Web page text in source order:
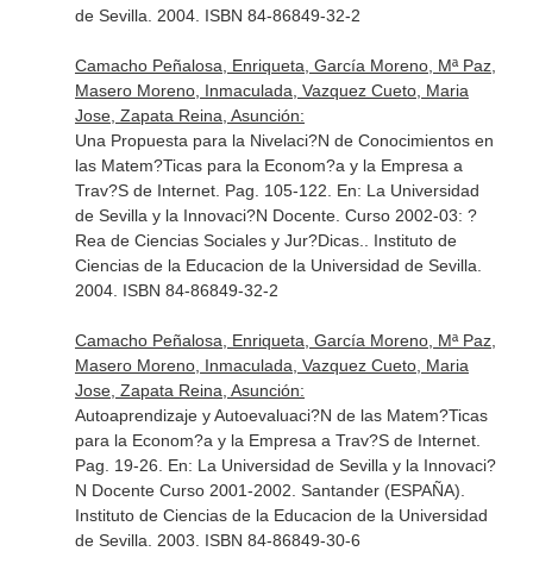
de Sevilla. 2004. ISBN 84-86849-32-2
Camacho Peñalosa, Enriqueta, García Moreno, Mª Paz,
Masero Moreno, Inmaculada, Vazquez Cueto, Maria
Jose, Zapata Reina, Asunción:
Una Propuesta para la Nivelaci?N de Conocimientos en
las Matem?Ticas para la Econom?a y la Empresa a
Trav?S de Internet. Pag. 105-122. En: La Universidad
de Sevilla y la Innovaci?N Docente. Curso 2002-03: ?
Rea de Ciencias Sociales y Jur?Dicas.
. Instituto de
Ciencias de la Educacion de la Universidad de Sevilla.
2004. ISBN 84-86849-32-2
Camacho Peñalosa, Enriqueta, García Moreno, Mª Paz,
Masero Moreno, Inmaculada, Vazquez Cueto, Maria
Jose, Zapata Reina, Asunción:
Autoaprendizaje y Autoevaluaci?N de las Matem?Ticas
para la Econom?a y la Empresa a Trav?S de Internet.
Pag. 19-26. En: La Universidad de Sevilla y la Innovaci?
N Docente Curso 2001-2002 . Santander (ESPAÑA).
Instituto de Ciencias de la Educacion de la Universidad
de Sevilla. 2003. ISBN 84-86849-30-6